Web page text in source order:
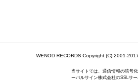
WENOD RECORDS Copyright (C) 2001-
当サイトでは、通信情報の暗号
ーバルサイン株式会社のSSLサ